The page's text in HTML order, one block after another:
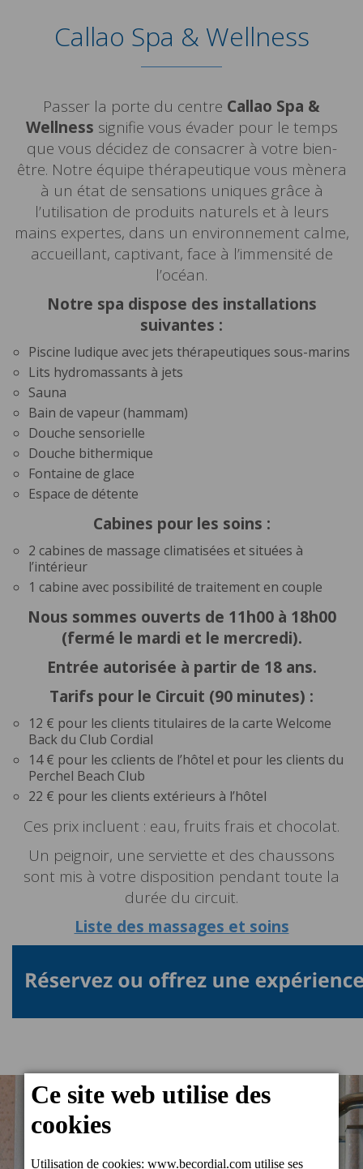
Callao Spa & Wellness
Passer la porte du centre Callao Spa &
Wellness signifie vous évader pour le temps
que vous décidez de consacrer à votre bien-
être. Notre équipe thérapeutique vous mènera
à un état de sensations uniques grâce à
l’utilisation de produits naturels et à leurs
mains expertes, dans un environnement calme,
accueillant, captivant, face à l’immensité de
l’océan.
Notre spa dispose des installations
suivantes :
Piscine ludique avec jets thérapeutiques sous-marins
Lits hydromassants à jets
Sauna
Bain de vapeur (hammam)
Douche sensorielle
Douche bithermique
Fontaine de glace
Espace de détente
Cabines pour les soins :
2 cabines de massage climatisées et situées à
l’intérieur
1 cabine avec possibilité de traitement en couple
Nous sommes ouverts de 11h00 à 18h00
(fermé le mardi et le mercredi).
Entrée autorisée à partir de 18 ans.
Tarifs pour le Circuit (90 minutes) :
12 € pour les clients titulaires de la carte Welcome
Back du Club Cordial
14 € pour les cclients de l’hôtel et pour les clients du
Perchel Beach Club
22 € pour les clients extérieurs à l’hôtel
Ces prix incluent : eau, fruits frais et chocolat.
Un peignoir, une serviette et des chaussons
sont mis à votre disposition pendant toute la
durée du circuit.
Liste des massages et soins